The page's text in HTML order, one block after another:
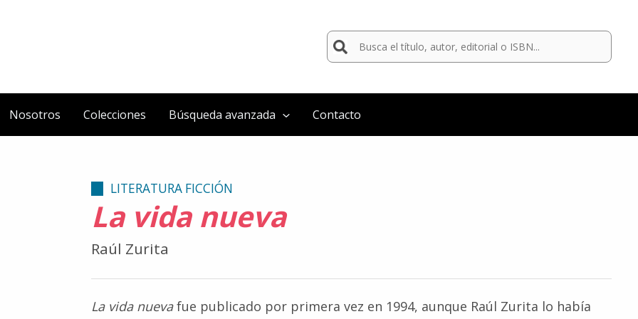
Buscar
por:
Nosotros Colecciones Búsqueda avanzada Contacto
LITERATURA FICCIÓN
La vida nueva
Raúl Zurita
La vida nuevafue publicado por primera vez en 1994, aunque Raúl Zurita lo había